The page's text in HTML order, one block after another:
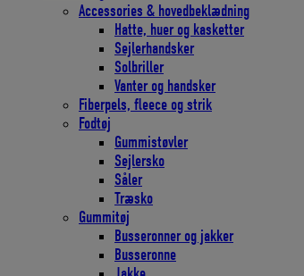
Accessories & hovedbeklædning
Hatte, huer og kasketter
Sejlerhandsker
Solbriller
Vanter og handsker
Fiberpels, fleece og strik
Fodtøj
Gummistøvler
Sejlersko
Såler
Træsko
Gummitøj
Busseronner og jakker
Busseronne